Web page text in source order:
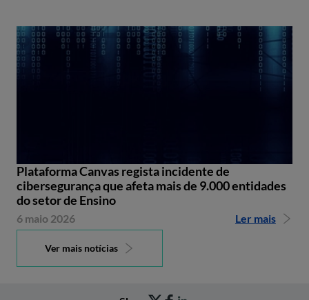
Plataforma Canvas regista incidente de
cibersegurança que afeta mais de 9.000 entidades
do setor de Ensino
6 maio 2026 Ler mais
Ver mais notícias